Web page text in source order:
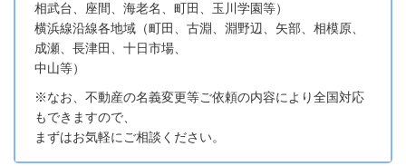
相武台、座間、海老名、町田、玉川学園等）
横浜線沿線各地域（町田、古淵、淵野辺、矢部、相模原、
成瀬、長津田、十日市場、
中山等）
※なお、不動産の名義変更等ご依頼の内容により全国対応
もできますので、
まずはお気軽にご相談ください。